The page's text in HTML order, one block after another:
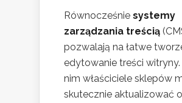
Równocześnie systemy
zarządzania treścią
pozwalają na łatwe
edytowanie treści witryny.
nim właściciele sklepów
skutecznie aktualizować